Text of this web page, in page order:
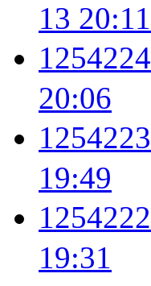
13 20:11
1254224
20:06
1254223
19:49
1254222
19:31